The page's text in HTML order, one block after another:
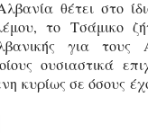
θέτει στο
το Τσάμικο
για τους
ουσιαστικά
κυρίως σε όσους